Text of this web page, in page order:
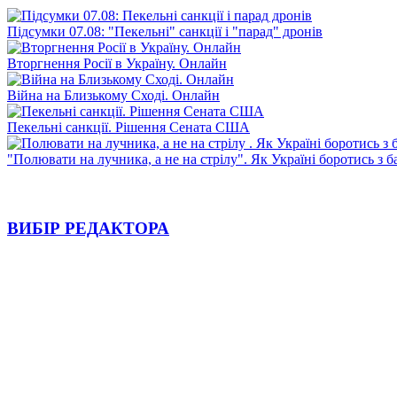
Підсумки 07.08: "Пекельні" санкції і "парад" дронів
Вторгнення Росії в Україну. Онлайн
Війна на Близькому Сході. Онлайн
Пекельні санкції. Рішення Сената США
"Полювати на лучника, а не на стрілу". Як Україні боротись з
ВИБІР РЕДАКТОРА